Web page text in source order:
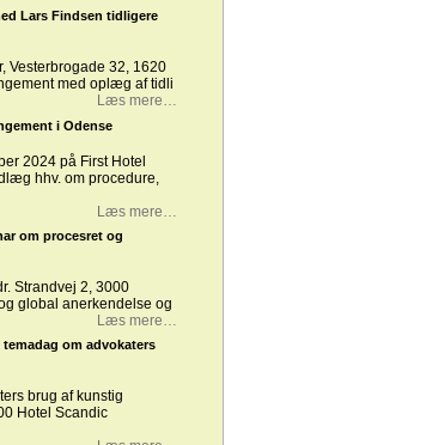
Lars Findsen tidligere
Vesterbrogade 32, 1620
med oplæg af tidli
Læs mere…
i Odense
2024 på First Hotel
hhv. om procedure,
Læs mere…
om procesret og
Strandvej 2, 3000
global anerkendelse og
Læs mere…
om advokaters
brug af kunstig
Hotel Scandic